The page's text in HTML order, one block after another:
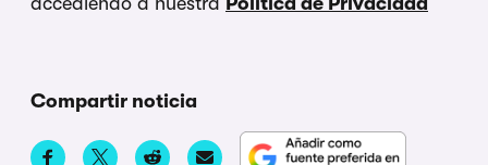
Compartir noticia